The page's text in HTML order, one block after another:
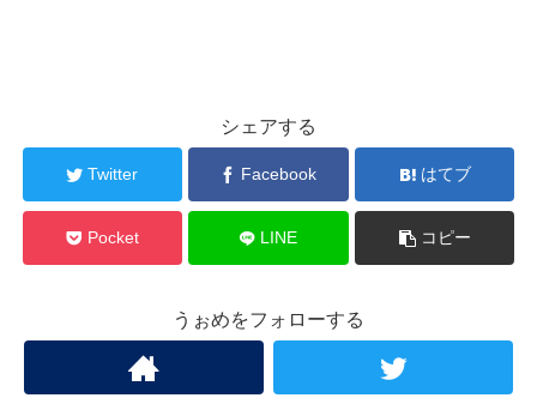
シェアする
Twitter Facebook はてブ
Pocket LINE コピー
うぉめをフォローする